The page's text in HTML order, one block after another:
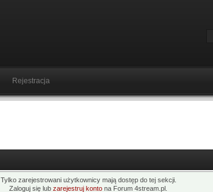
Rejestracja
Tylko zarejestrowani użytkownicy mają dostęp do tej sekcji.
Zaloguj się lub zarejestruj konto na Forum 4stream.pl.